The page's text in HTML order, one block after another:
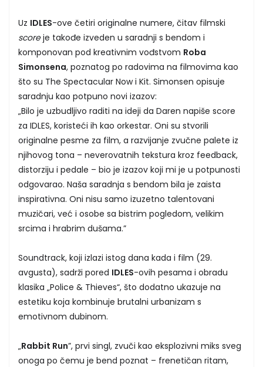
Uz IDLES-ove četiri originalne numere, čitav filmski
scoreje takođe izveden u saradnji s bendom i
komponovan pod kreativnim vođstvom Roba
Simonsena, poznatog po radovima na filmovima kao
što su The Spectacular Now i Kit. Simonsen opisuje
saradnju kao potpuno novi izazov:
„Bilo je uzbudljivo raditi na ideji da Daren napiše score
za IDLES, koristeći ih kao orkestar. Oni su stvorili
originalne pesme za film, a razvijanje zvučne palete iz
njihovog tona – neverovatnih tekstura kroz feedback,
distorziju i pedale – bio je izazov koji mi je u potpunosti
odgovarao. Naša saradnja s bendom bila je zaista
inspirativna. Oni nisu samo izuzetno talentovani
muzičari, već i osobe sa bistrim pogledom, velikim
srcima i hrabrim dušama.”
Soundtrack, koji izlazi istog dana kada i film (29.
avgusta), sadrži pored IDLES-ovih pesama i obradu
klasika „Police & Thieves“, što dodatno ukazuje na
estetiku koja kombinuje brutalni urbanizam s
emotivnom dubinom.
„Rabbit Run”, prvi singl, zvuči kao eksplozivni miks sveg
onoga po čemu je bend poznat – frenetičan ritam,